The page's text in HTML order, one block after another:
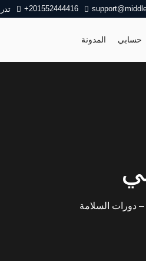
+201552444416
حسابي المدونة
دورات السلامة